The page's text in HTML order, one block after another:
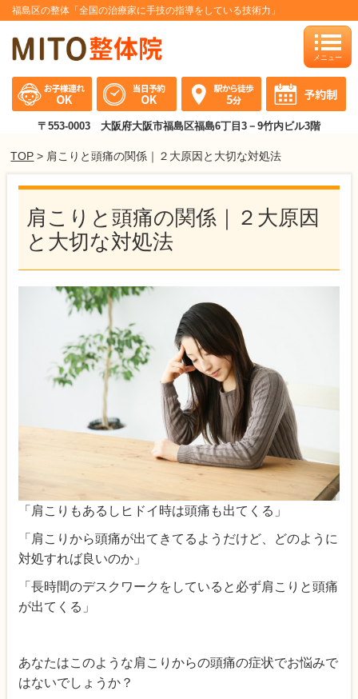
福島区の整体「全国の治療家に手技の指導をしている技術力」
〒553-0003 大阪府大阪市福島区福島6丁目3－9竹内ビル3階
toggle
TOP > 肩こりと頭痛の関係｜２大原因と大切な対処法
肩こりと頭痛の関係｜２大原因
と大切な対処法
「肩こりもあるしヒドイ時は頭痛も出てくる」
「肩こりから頭痛が出てきてるようだけど、どのように
対処すれば良いのか」
「長時間のデスクワークをしていると必ず肩こりと頭痛
が出てくる」
あなたはこのような肩こりからの頭痛の症状でお悩みで
はないでしょうか？